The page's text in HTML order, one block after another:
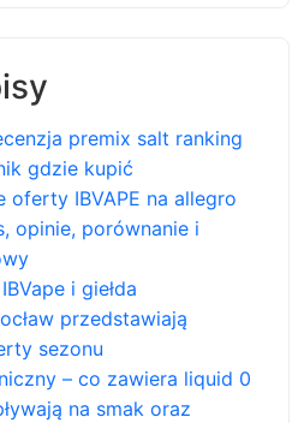
premix salt ranking
gdzie kupić
oferty IBVAPE na allegro
opinie, porównanie i
i giełda
przedstawiają
sezonu
– co zawiera liquid 0
na smak oraz